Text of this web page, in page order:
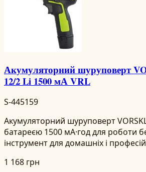
Акумуляторний шуруповерт
12/2 Li 1500 мА VRL
S-445159
Акумуляторний шуруповерт
батареєю 1500 мА·год для роботи
інструмент для домашніх і
1 168 грн